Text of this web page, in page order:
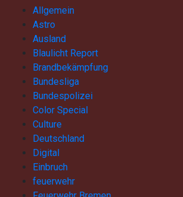
Allgemein
Astro
Ausland
Blaulicht Report
Brandbekämpfung
Bundesliga
Bundespolizei
Color Special
Culture
Deutschland
Digital
Einbruch
feuerwehr